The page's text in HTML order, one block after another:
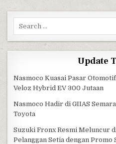
Update
Nasmoco Kuasai Pasar
Veloz Hybrid EV 300 Jutaan
Nasmoco Hadir di GIIAS
Toyota
Suzuki Fronx Resmi Meluncur
Pelanggan Setia dengan Promo